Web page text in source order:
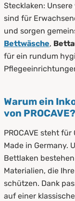
Stecklaken:
sind für
und sorgen
Bettwäsche,
für ein rundum
Warum ein
von PROCAVE?
PROCAVE steht
Made in Germany.
Bettlaken
Materialien, die
schützen. Dank
auf einer